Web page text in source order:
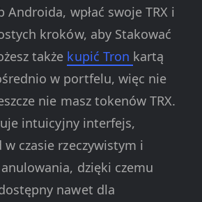
wpłać swoje TRX i
kroków, aby Stakować
także kupić Tron kartą
w portfelu, więc nie
nie masz tokenów TRX.
intuicyjny interfejs,
czasie rzeczywistym i
dzięki czemu
nawet dla